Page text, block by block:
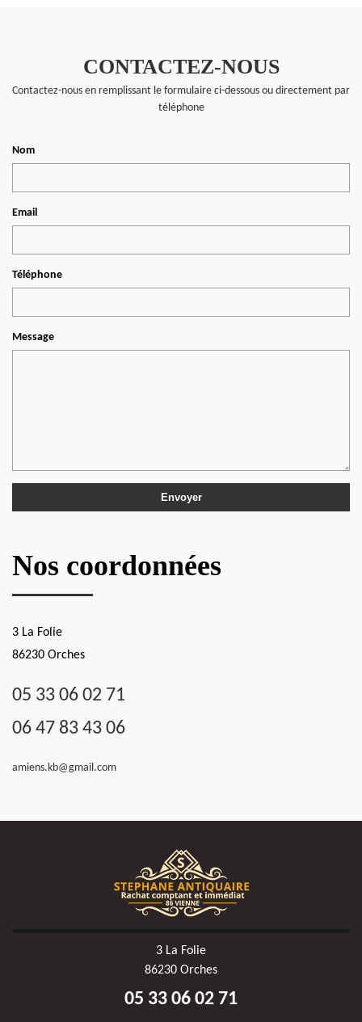
CONTACTEZ-NOUS
Contactez-nous en remplissant le formulaire ci-dessous ou directement par
téléphone
Nom
Email
Téléphone
Message
Nos coordonnées
3 La Folie
86230 Orches
05 33 06 02 71
06 47 83 43 06
amiens.kb@gmail.com
3 La Folie
86230 Orches
05 33 06 02 71